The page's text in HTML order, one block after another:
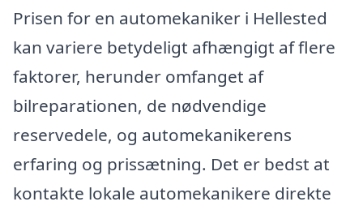
Prisen for en automekaniker i Hellested
kan variere betydeligt afhængigt af flere
faktorer, herunder omfanget af
bilreparationen, de nødvendige
reservedele, og automekanikerens
erfaring og prissætning. Det er bedst at
kontakte lokale automekanikere direkte